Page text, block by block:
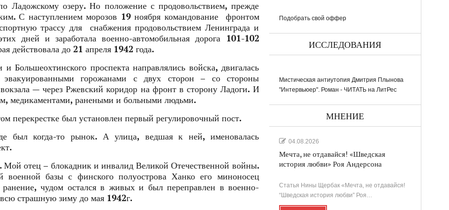
Ладожскому озеру. Но положение с продовольствием, прежде
С наступлением морозов 19 ноября командование фронтом
трассу для снабжения продовольствием Ленинграда и
дней и заработала военно-автомобильная дорога 101-102
действовала до 21 апреля 1942 года.
Большеохтинского проспекта направлялись войска, двигалась
горожанами с двух сторон – со стороны
— через Ржевский коридор на фронт в сторону Ладоги. И
медикаментами, ранеными и больными людьми.
перекрестке был установлен первый регулировочный пост.
был когда-то рынок. А улица, ведшая к ней, именовалась
Мой отец – блокадник и инвалид Великой Отечественной войны.
базы с финского полуострова Ханко его миноносец
чудом остался в живых и был переправлен в военно-
страшную зиму до мая 1942г.
Подобрать свой оффер
ИССЛЕДОВАНИЯ
Мистическая антиутопия Дмитрия Плынова
"Интервьюер". Роман - ЧИТАТЬ на ЛитРес
МНЕНИЕ
04.08.2026
Мечта, не отдавайся! «Шведская
история любви» Роя Андерсона
Статья Нины Щербак «Мечта, не отдавайся!
“Шведская история любви” Роя…